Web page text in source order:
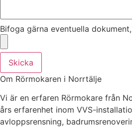
Bifoga gärna eventuella
Skicka
Om Rörmokaren i Norrtälje
Vi är en erfaren Rörmokare från
års erfarenhet inom VVS-
avloppsrensning,